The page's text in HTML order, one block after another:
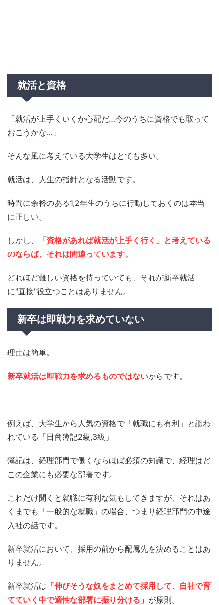
就活と資格
「就活が上手くいくか心配だ…今のうちに資格でも取って
おこうかな…」
そんな風に考えている大学生はとても多い。
就活は、人生の指針となる活動です。
時間に余裕のある1,2年生のうちに行動しておくのは本当
に正しい。
しかし、
「資格があれば就活が上手く行く」と考えている
のならば、それは間違っています。
どれほど難しい資格を持っていても、それが新卒就活
に"直接"役立つことはありません。
新卒は即戦力を求めていない
理由は簡単。
新卒就活は即戦力を求めるものではないからです。
例えば、大学生から人気の資格で「就職にも有利」と謳わ
れている「日商簿記2級,3級」
簿記は、経理部門で働くならほぼ必須の知識で、経理はど
この企業にも必要な部署です。
これだけ聞くと就職に有利な気もしてきますが、それはあ
くまでも「一般的な就職」の場合、つまり経理部門の中途
入社の話です。
新卒就活において、採用の前から配属先を決めることはあ
りません。
新卒就活は 「伸びそうな奴をまとめて採用して、自社で育
てていく中で適性な部署に振り分ける」 が原則。